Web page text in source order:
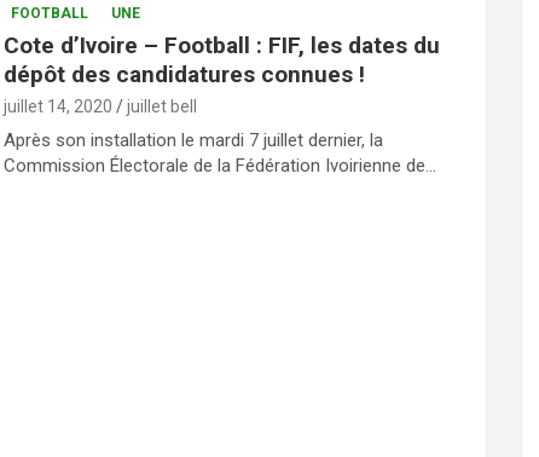
FOOTBALL UNE
Cote d’Ivoire – Football : FIF, les dates du
dépôt des candidatures connues !
juillet 14, 2020 juillet bell
Après son installation le mardi 7 juillet dernier, la
Commission Électorale de la Fédération Ivoirienne de…